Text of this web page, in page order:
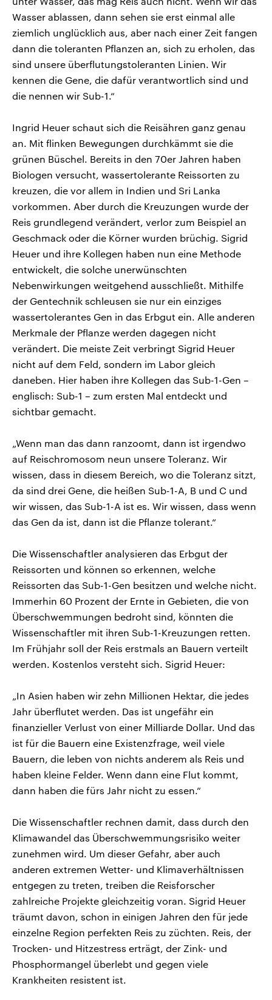
Wasser ablassen, dann sehen sie erst einmal alle
ziemlich unglücklich aus, aber nach einer Zeit fangen
dann die toleranten Pflanzen an, sich zu erholen, das
sind unsere überflutungstoleranten Linien. Wir
kennen die Gene, die dafür verantwortlich sind und
die nennen wir Sub-1.“
Ingrid Heuer schaut sich die Reisähren ganz genau
an. Mit flinken Bewegungen durchkämmt sie die
grünen Büschel. Bereits in den 70er Jahren haben
Biologen versucht, wassertolerante Reissorten zu
kreuzen, die vor allem in Indien und Sri Lanka
vorkommen. Aber durch die Kreuzungen wurde der
Reis grundlegend verändert, verlor zum Beispiel an
Geschmack oder die Körner wurden brüchig. Sigrid
Heuer und ihre Kollegen haben nun eine Methode
entwickelt, die solche unerwünschten
Nebenwirkungen weitgehend ausschließt. Mithilfe
der Gentechnik schleusen sie nur ein einziges
wassertolerantes Gen in das Erbgut ein. Alle anderen
Merkmale der Pflanze werden dagegen nicht
verändert. Die meiste Zeit verbringt Sigrid Heuer
nicht auf dem Feld, sondern im Labor gleich
daneben. Hier haben ihre Kollegen das Sub-1-Gen –
englisch: Sub-1 – zum ersten Mal entdeckt und
sichtbar gemacht.
„Wenn man das dann ranzoomt, dann ist irgendwo
auf Reischromosom neun unsere Toleranz. Wir
wissen, dass in diesem Bereich, wo die Toleranz sitzt,
da sind drei Gene, die heißen Sub-1-A, B und C und
wir wissen, das Sub-1-A ist es. Wir wissen, dass wenn
das Gen da ist, dann ist die Pflanze tolerant.“
Die Wissenschaftler analysieren das Erbgut der
Reissorten und können so erkennen, welche
Reissorten das Sub-1-Gen besitzen und welche nicht.
Immerhin 60 Prozent der Ernte in Gebieten, die von
Überschwemmungen bedroht sind, könnten die
Wissenschaftler mit ihren Sub-1-Kreuzungen retten.
Im Frühjahr soll der Reis erstmals an Bauern verteilt
werden. Kostenlos versteht sich. Sigrid Heuer:
„In Asien haben wir zehn Millionen Hektar, die jedes
Jahr überflutet werden. Das ist ungefähr ein
finanzieller Verlust von einer Milliarde Dollar. Und das
ist für die Bauern eine Existenzfrage, weil viele
Bauern, die leben von nichts anderem als Reis und
haben kleine Felder. Wenn dann eine Flut kommt,
dann haben die fürs Jahr nicht zu essen.“
Die Wissenschaftler rechnen damit, dass durch den
Klimawandel das Überschwemmungsrisiko weiter
zunehmen wird. Um dieser Gefahr, aber auch
anderen extremen Wetter- und Klimaverhältnissen
entgegen zu treten, treiben die Reisforscher
zahlreiche Projekte gleichzeitig voran. Sigrid Heuer
träumt davon, schon in einigen Jahren den für jede
einzelne Region perfekten Reis zu züchten. Reis, der
Trocken- und Hitzestress erträgt, der Zink- und
Phosphormangel überlebt und gegen viele
Krankheiten resistent ist.